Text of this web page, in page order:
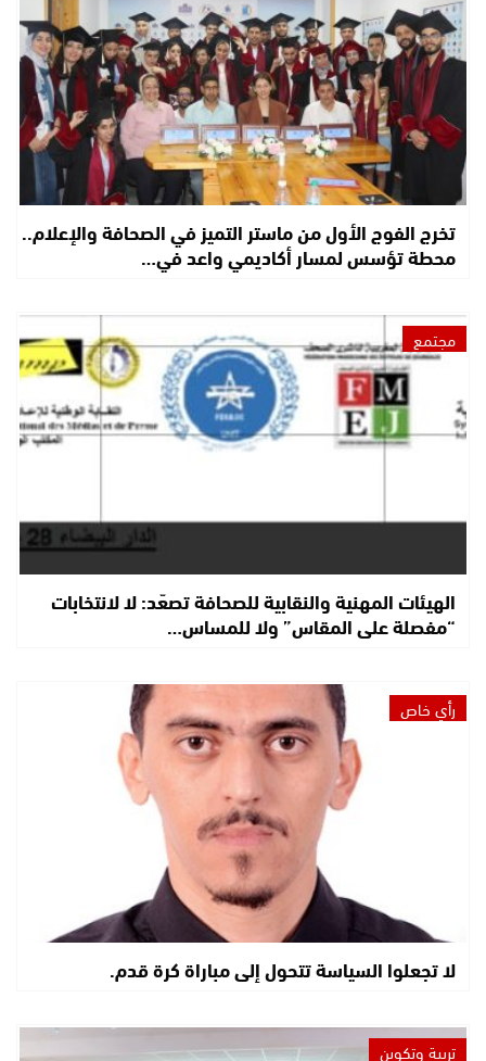
تخرج الفوج الأول من ماستر التميز في الصحافة والإعلام..
محطة تؤسس لمسار أكاديمي واعد في…
مجتمع
الهيئات المهنية والنقابية للصحافة تصعّد: لا لانتخابات
“مفصلة على المقاس” ولا للمساس…
رأي خاص
لا تجعلوا السياسة تتحول إلى مباراة كرة قدم.
تربية وتكوين